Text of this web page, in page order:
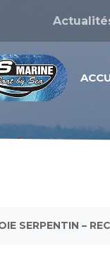
SERPENTIN –